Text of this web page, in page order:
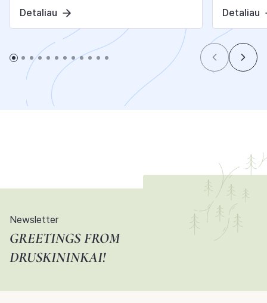
Detaliau Detaliau
Newsletter
GREETINGS FROM
DRUSKININKAI!